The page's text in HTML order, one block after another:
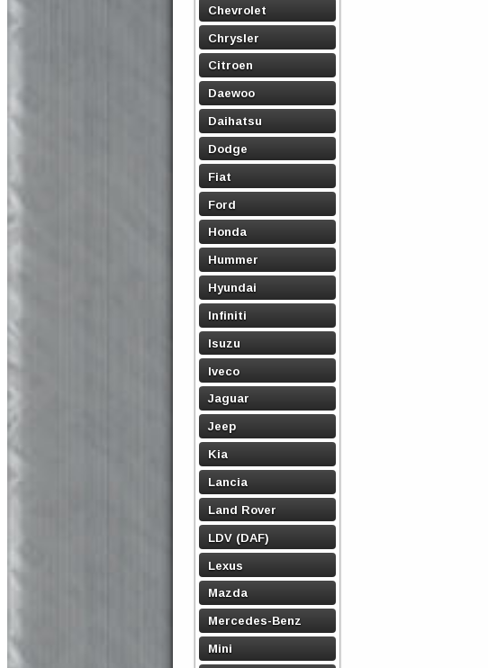
Chevrolet
Chrysler
Citroen
Daewoo
Daihatsu
Dodge
Fiat
Ford
Honda
Hummer
Hyundai
Infiniti
Isuzu
Iveco
Jaguar
Jeep
Kia
Lancia
Land Rover
LDV (DAF)
Lexus
Mazda
Mercedes-Benz
Mini